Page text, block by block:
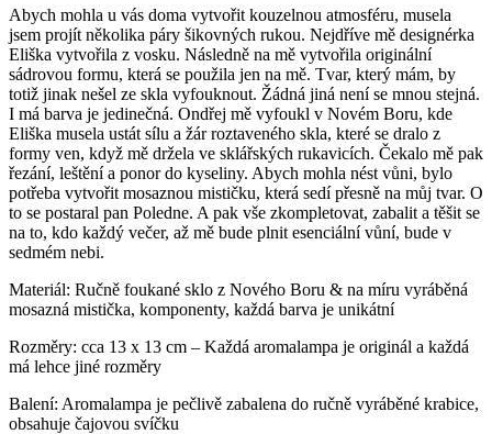
Abych mohla u vás doma vytvořit kouzelnou atmosféru, musela
jsem projít několika páry šikovných rukou. Nejdříve mě designérka
Eliška vytvořila z vosku. Následně na mě vytvořila originální
sádrovou formu, která se použila jen na mě. Tvar, který mám, by
totiž jinak nešel ze skla vyfouknout. Žádná jiná není se mnou stejná.
I má barva je jedinečná. Ondřej mě vyfoukl v Novém Boru, kde
Eliška musela ustát sílu a žár roztaveného skla, které se dralo z
formy ven, když mě držela ve sklářských rukavicích. Čekalo mě pak
řezání, leštění a ponor do kyseliny. Abych mohla nést vůni, bylo
potřeba vytvořit mosaznou mističku, která sedí přesně na můj tvar. O
to se postaral pan Poledne. A pak vše zkompletovat, zabalit a těšit se
na to, kdo každý večer, až mě bude plnit esenciální vůní, bude v
sedmém nebi.
Materiál: Ručně foukané sklo z Nového Boru & na míru vyráběná
mosazná mistička, komponenty, každá barva je unikátní
Rozměry: cca 13 x 13 cm – Každá aromalampa je originál a každá
má lehce jiné rozměry
Balení: Aromalampa je pečlivě zabalena do ručně vyráběné krabice,
obsahuje čajovou svíčku